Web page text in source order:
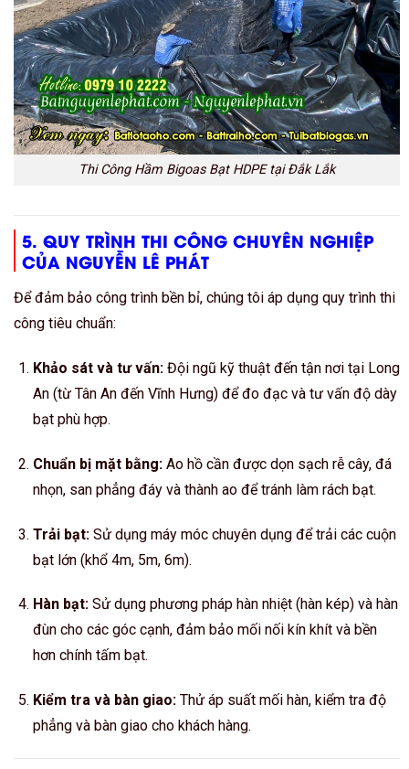
Thi Công Hầm Bigoas Bạt HDPE tại Đắk Lắk
5. QUY TRÌNH THI CÔNG CHUYÊN NGHIỆP
CỦA NGUYỄN LÊ PHÁT
Để đảm bảo công trình bền bỉ, chúng tôi áp dụng quy trình thi
công tiêu chuẩn:
Khảo sát và tư vấn:Đội ngũ kỹ thuật đến tận nơi tại Long
An (từ Tân An đến Vĩnh Hưng) để đo đạc và tư vấn độ dày
bạt phù hợp.
Chuẩn bị mặt bằng:Ao hồ cần được dọn sạch rễ cây, đá
nhọn, san phẳng đáy và thành ao để tránh làm rách bạt.
Trải bạt:Sử dụng máy móc chuyên dụng để trải các cuộn
bạt lớn (khổ 4m, 5m, 6m).
Hàn bạt:Sử dụng phương pháp hàn nhiệt (hàn kép) và hàn
đùn cho các góc cạnh, đảm bảo mối nối kín khít và bền
hơn chính tấm bạt.
Kiểm tra và bàn giao:Thử áp suất mối hàn, kiểm tra độ
phẳng và bàn giao cho khách hàng.